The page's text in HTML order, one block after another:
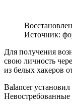
Источник:
Для получения
свою личность
из белых хакеров
Balancer
Невостребованные